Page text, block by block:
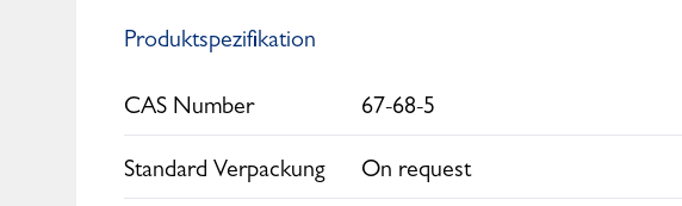
Produktspezifikation
CAS Number 67-68-5
Standard Verpackung On request